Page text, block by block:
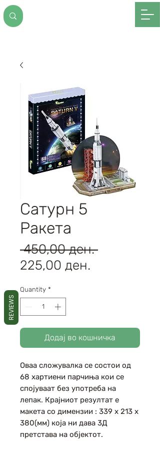
Сатурн 5
Ракета
450,00 ден. Regular
225,00 ден.
Quantity *
Додај во кошничка
Оваа сложувалка се состои од
68 хартиени парчиња кои се
спојуваат без употреба на
лепак. Крајниот резултат е
макета со димензии : 339 х 213 х
380(мм) која ни дава 3Д
претстава на објектот.
REVIEWS